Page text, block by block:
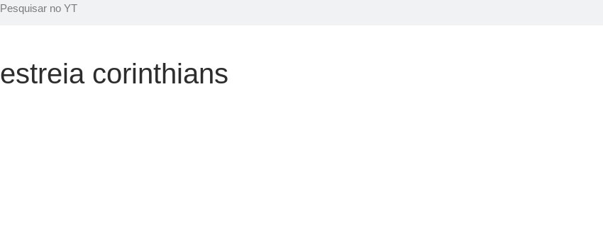
estreia corinthians